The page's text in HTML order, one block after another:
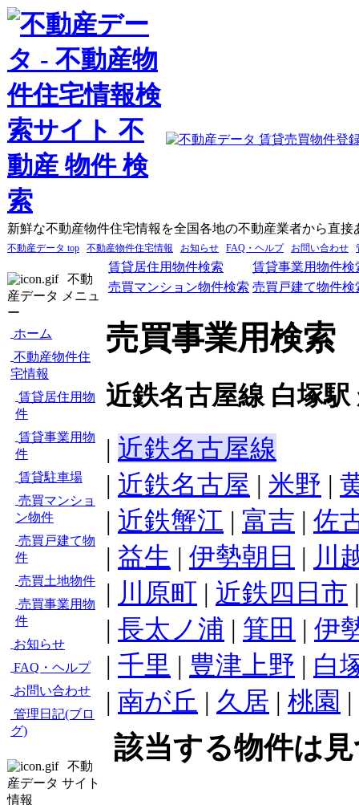
新鮮な不動産物件住宅情報を全国各地の不動産業者から直接
不動産データ top 不動産物件住宅情報 お知らせ FAQ・ヘルプ お問い合わせ
不動
産データ メニュ
ー
ホーム
不動産物件住
宅情報
賃貸居住用物
件
賃貸事業用物
件
賃貸駐車場
売買マンショ
ン物件
売買戸建て物
件
売買土地物件
売買事業用物
件
お知らせ
FAQ・ヘルプ
お問い合わせ
管理日記(ブロ
グ)
不動
産データ サイト
情報
賃貸居住用物件検索
賃貸事業用物件検
売買マンション物件検索 売買戸建て物件検
売買事業用検索
近鉄名古屋線 白塚
| 近鉄名古屋線
| 近鉄名古屋 | 米野 |
| 近鉄蟹江 | 富吉 | 佐
| 益生 | 伊勢朝日 | 川
| 川原町 | 近鉄四日市
| 長太ノ浦 | 箕田 | 伊
| 千里 | 豊津上野 | 白
| 南が丘 | 久居 | 桃園 |
該当する物件は